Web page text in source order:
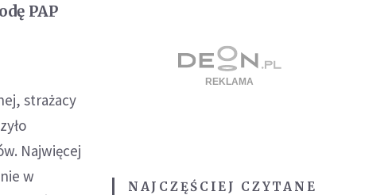
PAP
strażacy
Najwięcej
w
NAJCZĘŚCIEJ CZYTANE